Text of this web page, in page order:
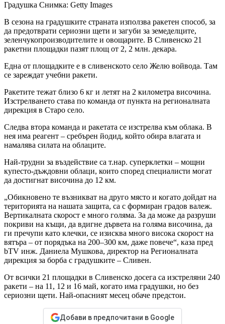
Градушка Снимка: Getty Images
В сезона на градушките страната използва ракетен способ, за
да предотврати сериозни щети и загуби за земеделците,
зеленчукопроизводителите и овощарите. В Сливенско 21
ракетни площадки пазят площ от 2, 2 млн. декара.
Една от площадките е в сливенското село Желю войвода. Там
се зареждат учебни ракети.
Ракетите тежат близо 6 кг и летят на 2 километра височина.
Изстрелването става по команда от пункта на регионалната
дирекция в Старо село.
Следва втора команда и ракетата се изстрелва към облака. В
нея има реагент – сребърен йодид, който обира влагата и
намалява силата на облаците.
Най-трудни за въздействие са т.нар. суперклетки – мощни
купесто-дъждовни облаци, които според специалисти могат
да достигнат височина до 12 км.
„Обикновено те възникват на друго място и когато дойдат на
територията на нашата защита, са с формиран градов валеж.
Вертикалната скорост е много голяма. За да може да разруши
покриви на къщи, да вдигне дървета на голяма височина, да
ги пречупи като клечки, се изисква много висока скорост на
вятъра – от порядъка на 200–300 км, даже повече“, каза пред
bTV инж. Даниела Мушкова, директор на Регионалната
дирекция за борба с градушките – Сливен.
От всички 21 площадки в Сливенско досега са изстреляни 240
ракети – на 11, 12 и 16 май, когато има градушки, но без
сериозни щети. Най-опасният месец обаче предстои.
Добави в предпочитани в Google